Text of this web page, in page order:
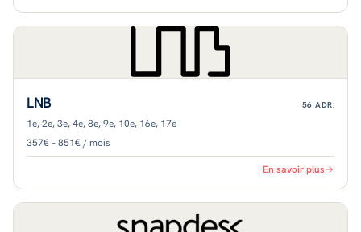
LNB 56 ADR.
1e, 2e, 3e, 4e, 8e, 9e, 10e, 16e, 17e
357€ – 851€ / mois
En savoir plus